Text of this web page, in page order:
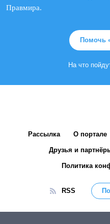
Правмира.
Помочь
На что
Рассылка О портале
Друзья и
Политика
RSS